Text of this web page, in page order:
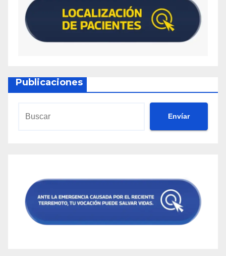
Publicaciones
Envíar